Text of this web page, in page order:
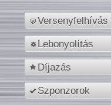
Versenyfelhívás
Lebonyolítás
Díjazás
Szponzorok